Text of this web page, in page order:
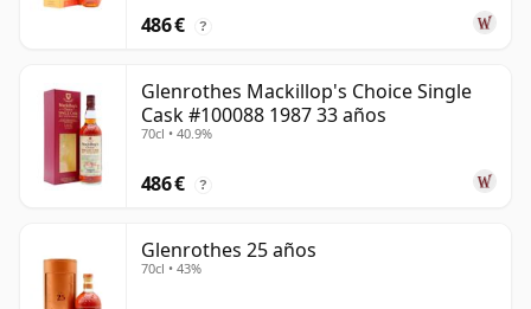
486 € ?
Glenrothes Mackillop's Choice Single
Cask #100088 1987 33 años
70cl • 40.9%
486 € ?
Glenrothes 25 años
70cl • 43%